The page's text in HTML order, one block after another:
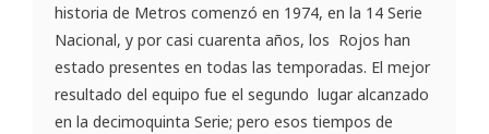
historia de Metros comenzó en 1974, en la 14 Serie
Nacional, y por casi cuarenta años, los Rojos han
estado presentes en todas las temporadas. El mejor
resultado del equipo fue el segundo lugar alcanzado
en la decimoquinta Serie; pero esos tiempos de